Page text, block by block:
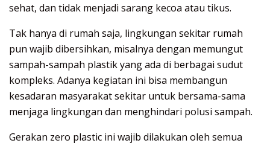
sehat, dan tidak menjadi sarang kecoa atau tikus.
Tak hanya di rumah saja, lingkungan sekitar rumah
pun wajib dibersihkan, misalnya dengan memungut
sampah-sampah plastik yang ada di berbagai sudut
kompleks. Adanya kegiatan ini bisa membangun
kesadaran masyarakat sekitar untuk bersama-sama
menjaga lingkungan dan menghindari polusi sampah.
Gerakan zero plastic ini wajib dilakukan oleh semua